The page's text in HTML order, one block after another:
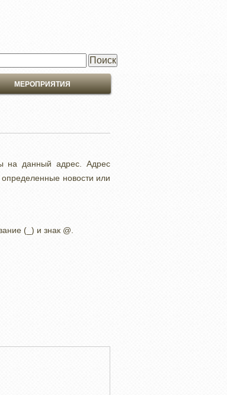
МЕРОПРИЯТИЯ
на данный адрес. Адрес
определенные новости или
(_) и знак @.